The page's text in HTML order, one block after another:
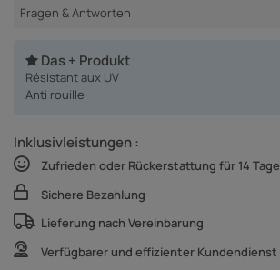
Fragen & Antworten
Das + Produkt
Résistant aux UV
Anti rouille
Inklusivleistungen :
Zufrieden oder Rückerstattung für 14 Tage
Sichere Bezahlung
Lieferung nach Vereinbarung
Verfügbarer und effizienter Kundendienst